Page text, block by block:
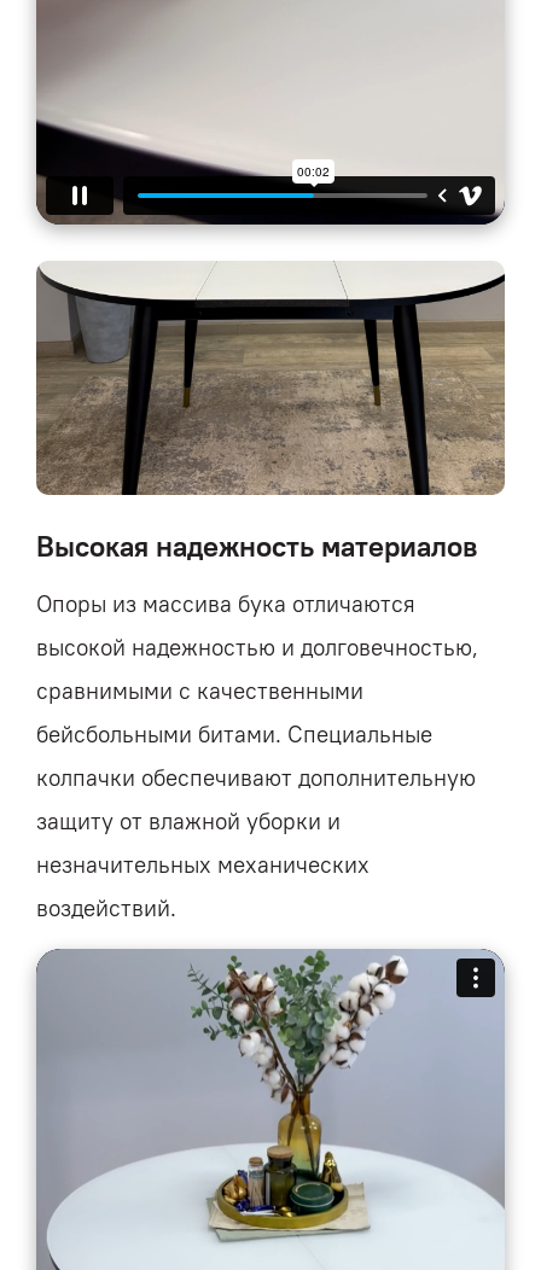
Высокая надежность материалов
Опоры из массива бука отличаются
высокой надежностью и долговечностью,
сравнимыми с качественными
бейсбольными битами. Специальные
колпачки обеспечивают дополнительную
защиту от влажной уборки и
незначительных механических
воздействий.